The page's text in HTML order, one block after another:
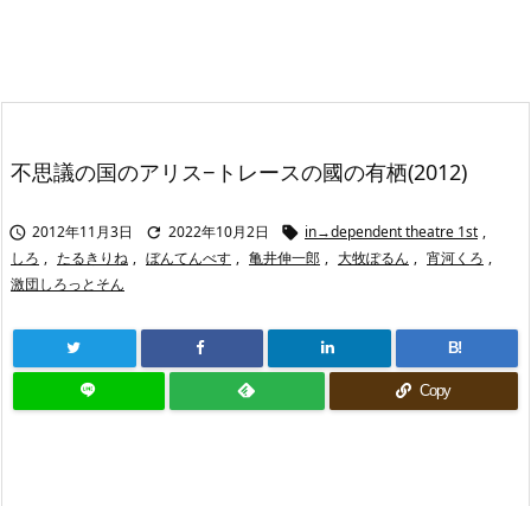
不思議の国のアリス−トレースの國の有栖(2012)
 2012年11月3日  2022年10月2日  in→dependent theatre 1st ,
しろ , たるきりね , ぼんてんべす , 亀井伸一郎 , 大牧ぽるん , 宵河くろ ,
激団しろっとそん
B!
Copy